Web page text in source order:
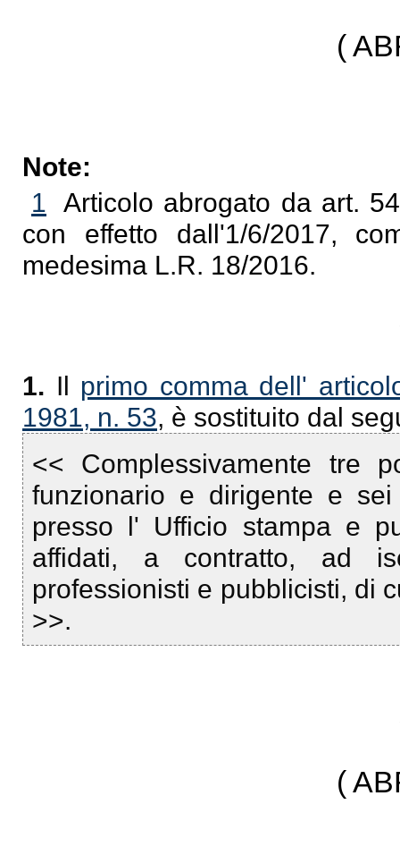
(
Note:
1 Articolo abrogato da art.
con effetto dall'1/6/2017,
medesima L.R. 18/2016.
1. Il primo comma dell'
1981, n. 53, è sostituito dal
<< Complessivamente tre
funzionario e dirigente e
presso l' Ufficio stampa e
affidati, a contratto, ad
professionisti e pubblicisti, di
>>.
(